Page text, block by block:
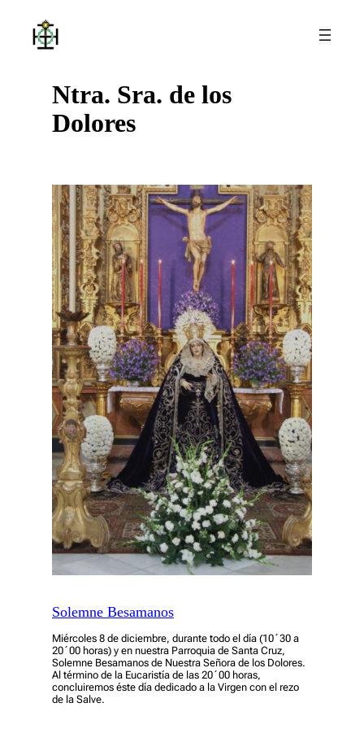
contenido
Ntra. Sra. de los
Dolores
Solemne Besamanos
Miércoles 8 de diciembre, durante todo el día (10´30 a
20´00 horas) y en nuestra Parroquia de Santa Cruz,
Solemne Besamanos de Nuestra Señora de los Dolores.
Al término de la Eucaristía de las 20´00 horas,
concluiremos éste día dedicado a la Virgen con el rezo
de la Salve.